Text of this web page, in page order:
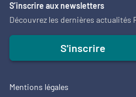
S’inscrire aux newsletters
Découvrez les dernières actualités
S'inscrire
Mentions légales